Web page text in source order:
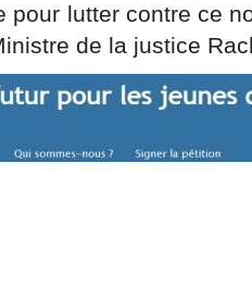
pour lutter contre ce
de la justice